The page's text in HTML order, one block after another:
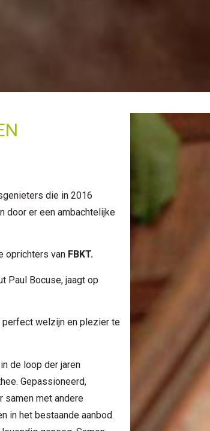
die in 2016
door er een ambachtelijke
oprichters van FBKT.
Paul Bocuse, jaagt op
perfect welzijn en plezier te
de loop der jaren
Gepassioneerd,
samen met andere
in het bestaande aanbod.